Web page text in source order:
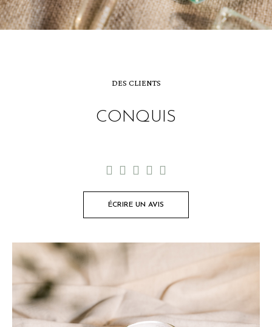
DES CLIENTS
CONQUIS
    
ÉCRIRE UN AVIS